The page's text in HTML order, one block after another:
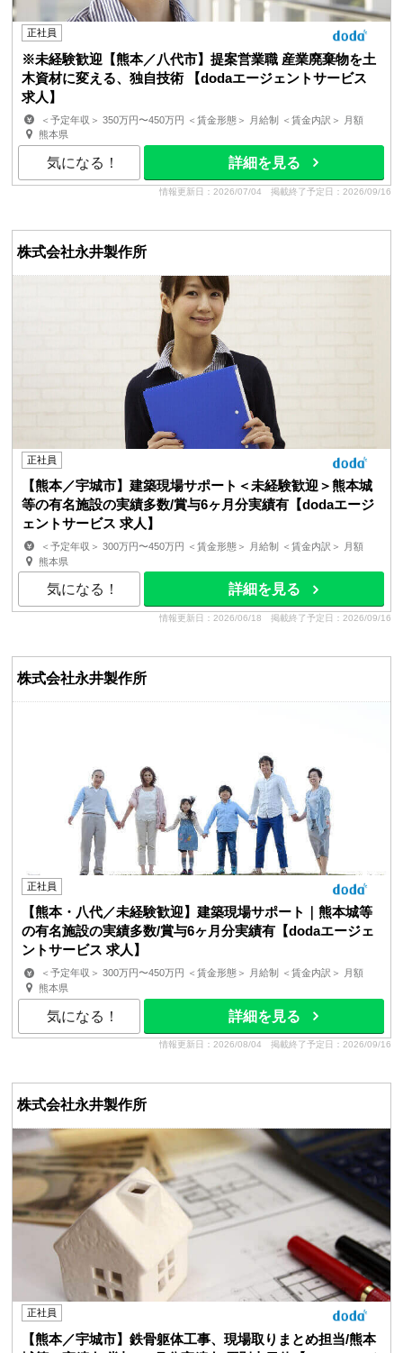
正社員
※未経験歓迎【熊本／八代市】提案営業職 産業廃棄物を土
木資材に変える、独自技術 【dodaエージェントサービス
求人】
＜予定年収＞ 350万円〜450万円 ＜賃金形態＞ 月給制 ＜賃金内訳＞ 月額
（基本給）：200,000円〜300,000円 ＜月給＞ 2...
熊本県
気になる！ 詳細を見る
情報更新日：2026/07/04 掲載終了予定日：2026/09/16
株式会社永井製作所
正社員
【熊本／宇城市】建築現場サポート＜未経験歓迎＞熊本城
等の有名施設の実績多数/賞与6ヶ月分実績有【dodaエージ
ェントサービス 求人】
＜予定年収＞ 300万円〜450万円 ＜賃金形態＞ 月給制 ＜賃金内訳＞ 月額
（基本給）：170,000円〜210,000円 ＜月給＞ 1...
熊本県
気になる！ 詳細を見る
情報更新日：2026/06/18 掲載終了予定日：2026/09/16
株式会社永井製作所
正社員
【熊本・八代／未経験歓迎】建築現場サポート｜熊本城等
の有名施設の実績多数/賞与6ヶ月分実績有【dodaエージェ
ントサービス 求人】
＜予定年収＞ 300万円〜450万円 ＜賃金形態＞ 月給制 ＜賃金内訳＞ 月額
（基本給）：180,000円〜220,000円 ＜月給＞ 1...
熊本県
気になる！ 詳細を見る
情報更新日：2026/08/04 掲載終了予定日：2026/09/16
株式会社永井製作所
正社員
【熊本／宇城市】鉄骨躯体工事、現場取りまとめ担当/熊本